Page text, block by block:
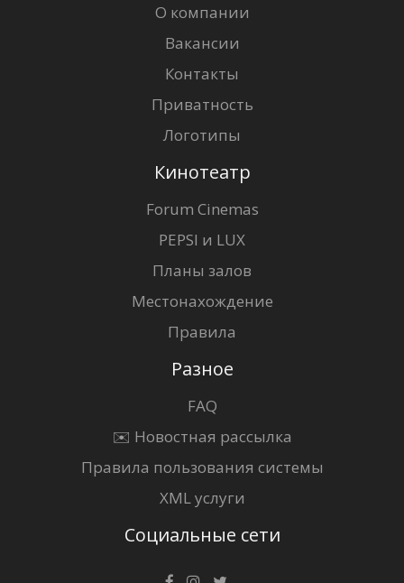
О компании
Вакансии
Контакты
Приватность
Логотипы
Кинотеатр
Forum Cinemas
PEPSI и LUX
Планы залов
Местонахождение
Правила
Разное
FAQ
✉️ Новостная рассылка
Правила пользования системы
XML услуги
Социальные сети